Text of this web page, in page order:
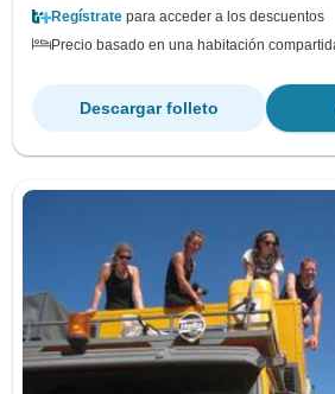
Regístrate para acceder a los descuentos
Precio basado en una habitación
Descargar folleto